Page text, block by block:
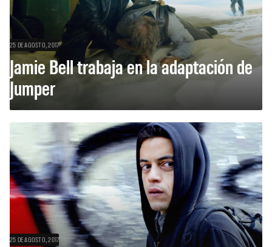
25 DE AGOSTO, 2017
Jamie Bell trabaja en la adaptación de
Jumper
25 DE AGOSTO, 2017